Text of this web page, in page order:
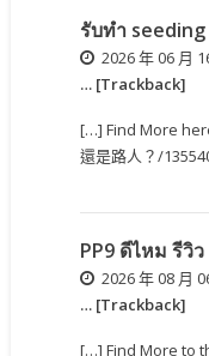
รับทำ seeding
2026 年 06 月
… [Trackback]
[…] Find More
還是路人？/
PP9 ดีไหม รีวิ
2026 年 08 月
… [Trackback]
[…] Find More to